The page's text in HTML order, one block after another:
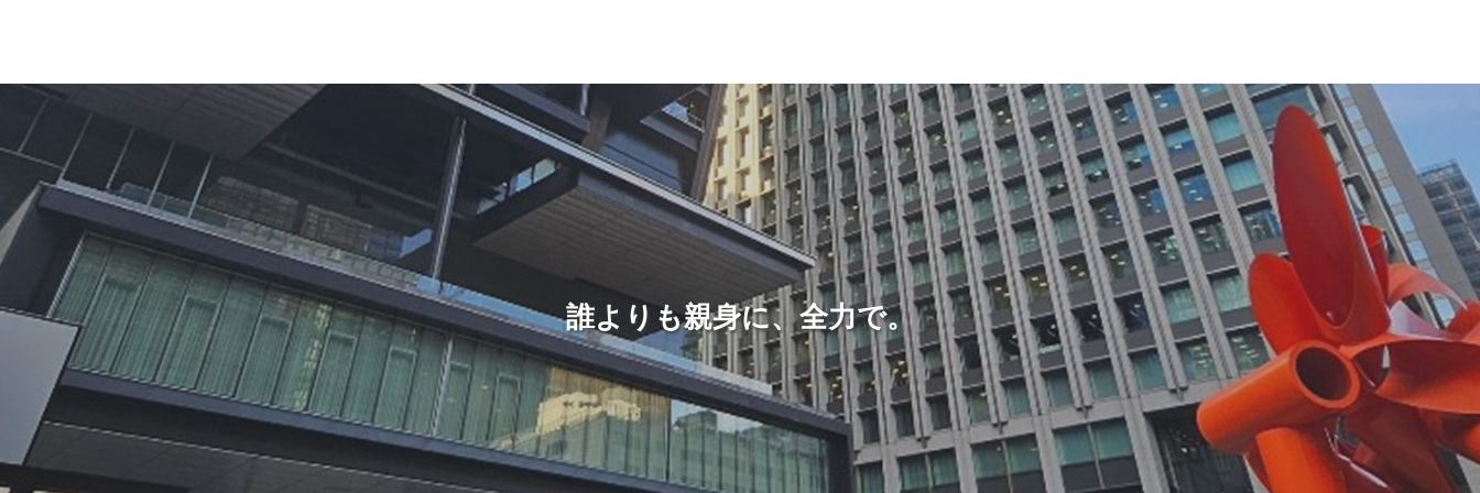
誰よりも親身に、全力で。